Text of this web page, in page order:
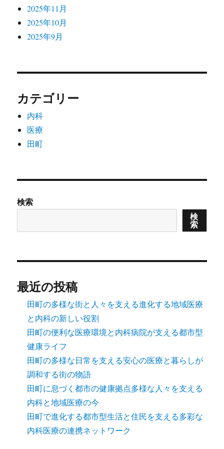
2025年11月
2025年10月
2025年9月
カテゴリー
内科
医療
田町
検索
検
索
最近の投稿
田町の多様な街と人々を支える進化する地域医療
と内科の新しい役割
田町の便利な医療環境と内科病院が支える都市型
健康ライフ
田町の多様な日常を支える安心の医療と暮らしが
調和する街の物語
田町に息づく都市の健康拠点多様な人々を支える
内科と地域医療の今
田町で進化する都市型生活と住民を支える多彩な
内科医療の連携ネットワーク